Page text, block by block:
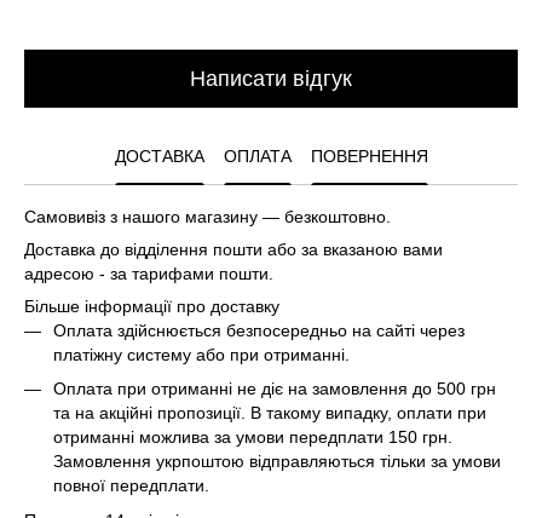
Написати відгук
ДОСТАВКА ОПЛАТА ПОВЕРНЕННЯ
Самовивіз з нашого магазину — безкоштовно.
Доставка до відділення пошти або за вказаною вами
адресою - за тарифами пошти.
Більше інформації про доставку
Оплата здійснюється безпосередньо на сайті через
платіжну систему або при отриманні.
Оплата при отриманні не діє на замовлення до 500 грн
та на акційні пропозиції. В такому випадку, оплати при
отриманні можлива за умови передплати 150 грн.
Замовлення укрпоштою відправляються тільки за умови
повної передплати.